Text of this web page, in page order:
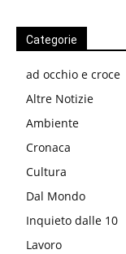
Categorie
ad occhio e croce
Altre Notizie
Ambiente
Cronaca
Cultura
Dal Mondo
Inquieto dalle 10
Lavoro